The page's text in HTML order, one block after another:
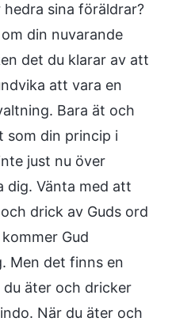
sina föräldrar?
din nuvarande
det du klarar av att
att vara en
Bara ät och
som din princip i
just nu över
dig. Vänta med att
drick av Guds ord
Gud
Men det finns en
äter och dricker
När du äter och